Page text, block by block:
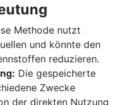
Methode nutzt
und könnte den
reduzieren.
Die gespeicherte
Zwecke
der direkten Nutzung